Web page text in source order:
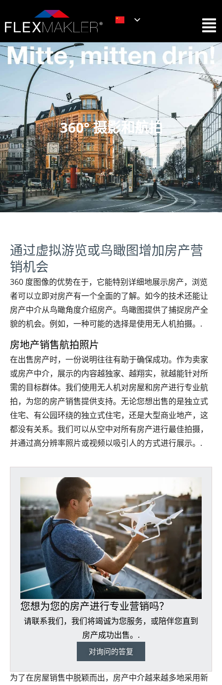
360° 摄影和航拍
通过虚拟游览或鸟瞰图增加房产营
销机会
360 度图像的优势在于，它能特别详细地展示房产，浏览
者可以立即对房产有一个全面的了解。如今的技术还能让
房产中介从鸟瞰角度介绍房产。鸟瞰图提供了捕捉房产全
貌的机会。例如，一种可能的选择是使用无人机拍摄。.
房地产销售航拍照片
在出售房产时，一份说明往往有助于确保成功。作为卖家
或房产中介，展示的内容越独家、越翔实，就越能针对所
需的目标群体。我们使用无人机对房屋和房产进行专业航
拍，为您的房产销售提供支持。无论您想出售的是独立式
住宅、有公园环绕的独立式住宅，还是大型商业地产，这
都没有关系。我们可以从空中对所有房产进行最佳拍摄，
并通过高分辨率照片或视频以吸引人的方式进行展示。.
您想为您的房产进行专业营销吗？
请联系我们，我们将竭诚为您服务，或陪伴您直到
房产成功出售。.
对询问的答复
为了在房屋销售中脱颖而出，房产中介越来越多地采用新